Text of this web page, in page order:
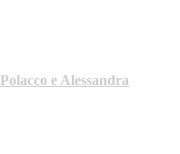
e Alessandra